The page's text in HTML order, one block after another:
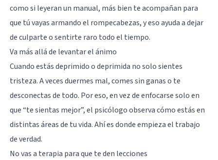
como si leyeran un manual, más bien te acompañan para
que tú vayas armando el rompecabezas, y eso ayuda a dejar
de culparte o sentirte raro todo el tiempo.
Va más allá de levantar el ánimo
Cuando estás deprimido o deprimida no solo sientes
tristeza. A veces duermes mal, comes sin ganas o te
desconectas de todo. Por eso, en vez de enfocarse solo en
que “te sientas mejor”, el psicólogo observa cómo estás en
distintas áreas de tu vida. Ahí es donde empieza el trabajo
de verdad.
No vas a terapia para que te den lecciones